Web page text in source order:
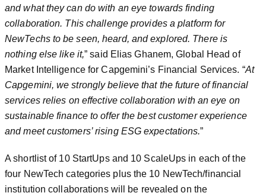
and what they can do with an eye towards finding
collaboration. This challenge provides a platform for
NewTechs to be seen, heard, and explored. There is
nothing else like it,” said Elias Ghanem, Global Head of
Market Intelligence for Capgemini’s Financial Services. “At
Capgemini, we strongly believe that the future of financial
services relies on effective collaboration with an eye on
sustainable finance to offer the best customer experience
and meet customers’ rising ESG expectations.”
A shortlist of 10 StartUps and 10 ScaleUps in each of the
four NewTech categories plus the 10 NewTech/financial
institution collaborations will be revealed on the